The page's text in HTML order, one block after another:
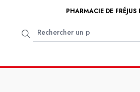
PHARMACIE DE FRÉJUS